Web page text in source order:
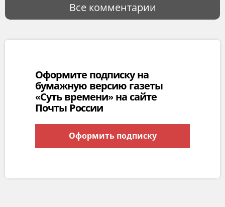
Все комментарии
Оформите подписку на
бумажную версию газеты
«Суть времени» на сайте
Почты России
Оформить подписку